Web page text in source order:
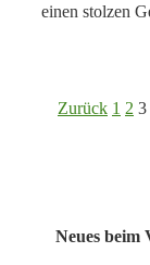
einen stolzen
Zurück 1 2 3
Neues beim